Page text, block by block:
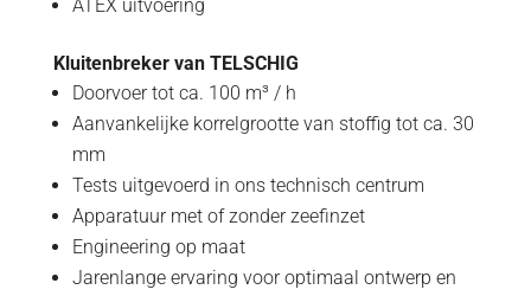
ATEX uitvoering
Kluitenbreker van TELSCHIG
Doorvoer tot ca. 100 m³ / h
Aanvankelijke korrelgrootte van stoffig tot ca. 30
mm
Tests uitgevoerd in ons technisch centrum
Apparatuur met of zonder zeefinzet
Engineering op maat
Jarenlange ervaring voor optimaal ontwerp en